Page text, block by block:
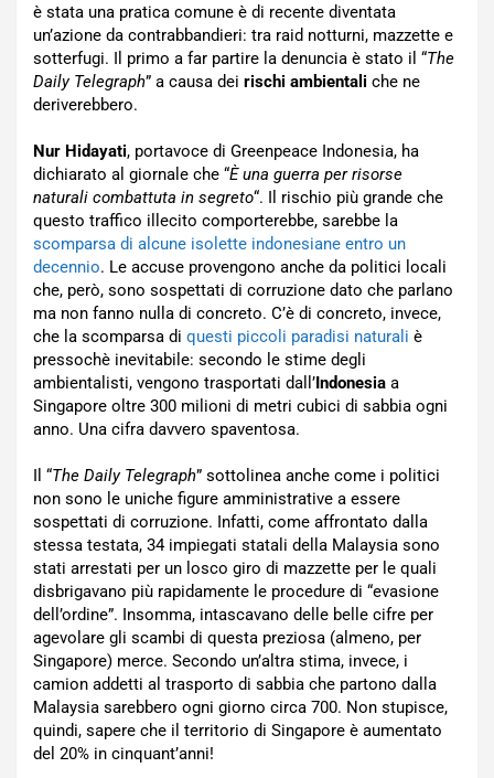
è stata una pratica comune è di recente diventata
un’azione da contrabbandieri: tra raid notturni, mazzette e
sotterfugi. Il primo a far partire la denuncia è stato il “The
Daily Telegraph” a causa dei rischi ambientali che ne
deriverebbero.
Nur Hidayati, portavoce di Greenpeace Indonesia, ha
dichiarato al giornale che “È una guerra per risorse
naturali combattuta in segreto“. Il rischio più grande che
questo traffico illecito comporterebbe, sarebbe la
scomparsa di alcune isolette indonesiane entro un
decennio. Le accuse provengono anche da politici locali
che, però, sono sospettati di corruzione dato che parlano
ma non fanno nulla di concreto. C’è di concreto, invece,
che la scomparsa di questi piccoli paradisi naturali è
pressochè inevitabile: secondo le stime degli
ambientalisti, vengono trasportati dall’Indonesia a
Singapore oltre 300 milioni di metri cubici di sabbia ogni
anno. Una cifra davvero spaventosa.
Il “The Daily Telegraph” sottolinea anche come i politici
non sono le uniche figure amministrative a essere
sospettati di corruzione. Infatti, come affrontato dalla
stessa testata, 34 impiegati statali della Malaysia sono
stati arrestati per un losco giro di mazzette per le quali
disbrigavano più rapidamente le procedure di “evasione
dell’ordine”. Insomma, intascavano delle belle cifre per
agevolare gli scambi di questa preziosa (almeno, per
Singapore) merce. Secondo un’altra stima, invece, i
camion addetti al trasporto di sabbia che partono dalla
Malaysia sarebbero ogni giorno circa 700. Non stupisce,
quindi, sapere che il territorio di Singapore è aumentato
del 20% in cinquant’anni!